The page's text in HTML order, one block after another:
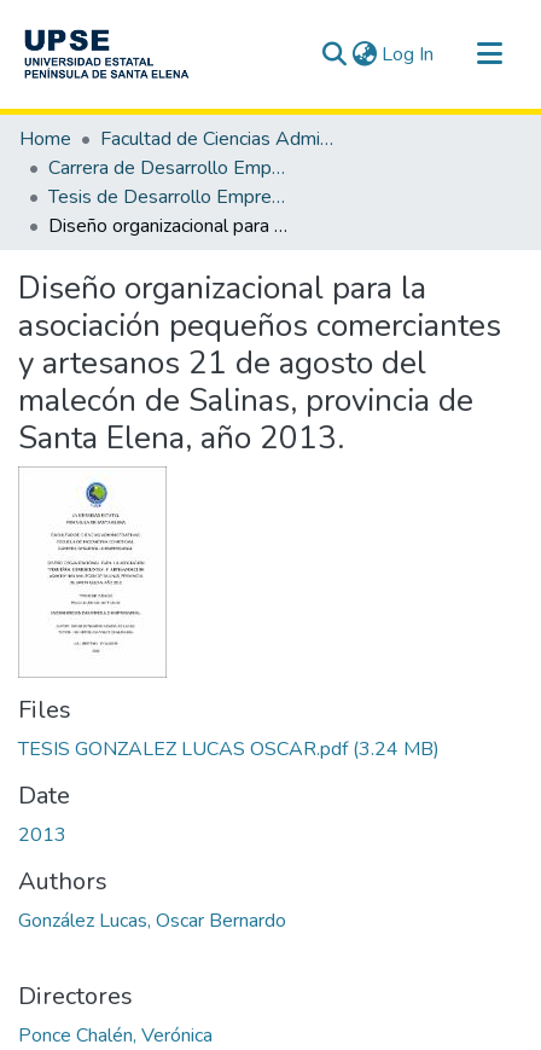
Log In (current)
Communities & Collections
All of DSpace
Statistics
Home
Facultad de Ciencias Administrativas
Carrera de Desarrollo Empresarial
Tesis de Desarrollo Empresarial
Diseño organizacional para la asociación pequeños comerciantes y artesanos 21 de agosto del malecón de Salinas, provincia de Santa Elena, año 2013.
Diseño organizacional para la
asociación pequeños comerciantes
y artesanos 21 de agosto del
malecón de Salinas, provincia de
Santa Elena, año 2013.
Files
TESIS GONZALEZ LUCAS OSCAR.pdf(3.24 MB)
Date
2013
Authors
González Lucas, Oscar Bernardo
Directores
Ponce Chalén, Verónica